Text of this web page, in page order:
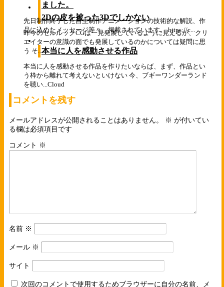
ました。
先日制作終了した自主制作アニメーションの技術的な解説、作
品に込めたメッセージ等々、掲載されています。 https://c...
2Dの皮を被った3Dでしかない
昨今のセルルックCGは一見発展しているように見えるが、クリ
エイターの意識の面でも発展しているのかについては疑問に思
う そ...本当に人を感動させる作品
本当に人を感動させる作品を作りたいならば、まず、作品とい
う枠から離れて考えないといけない 今、ブギーワンダーランド
を聴い...Cloud
コメントを残す
メールアドレスが公開されることはありません。 ※ が付いてい
る欄は必須項目です
コメント ※
名前 ※
メール ※
サイト
次回のコメントで使用するためブラウザーに自分の名前、メ